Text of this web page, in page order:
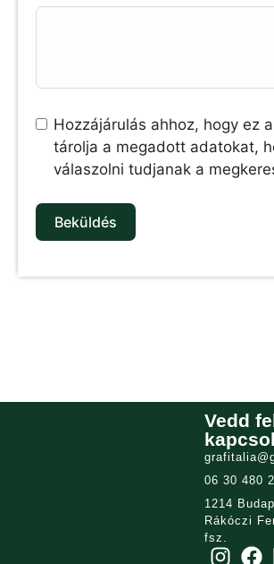
Hozzájárulás ahhoz, hogy ez
tárolja a megadott adatokat,
válaszolni tudjanak a
Beküldés
Vedd
06 30 480
1214
Rákóczi
fsz.